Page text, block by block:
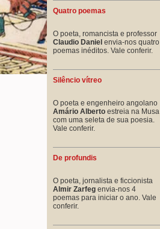
Quatro poemas
O poeta, romancista e professor
Claudio Daniel envia-nos quatro
poemas inéditos. Vale conferir.
Silêncio vítreo
O poeta e engenheiro angolano
Amário Alberto estreia na Musa
com uma seleta de sua poesia.
Vale conferir.
De profundis
O poeta, jornalista e ficcionista
Almir Zarfeg envia-nos 4
poemas para iniciar o ano. Vale
conferir.